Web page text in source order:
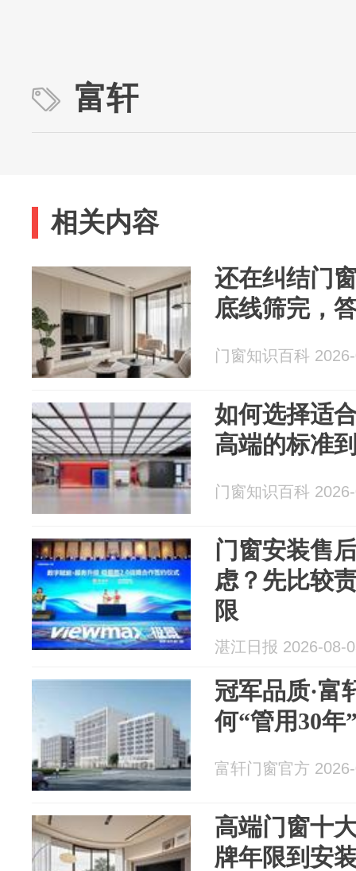
富轩
相关内容
还在纠结门
底线筛完，
门窗知识百科
如何选择适
高端的标准
门窗知识百科
门窗安装售
虑？先比较
限
湛江日报 2026-08-
冠军品质·富
何“管用30年
富轩门窗官方
高端门窗十
牌年限到安